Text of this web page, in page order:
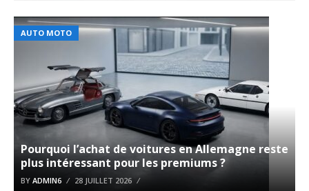
AUTO MOTO
Pourquoi l’achat de voitures en Allemagne reste
plus intéressant pour les premiums ?
BY ADMIN6 28 JUILLET 2026